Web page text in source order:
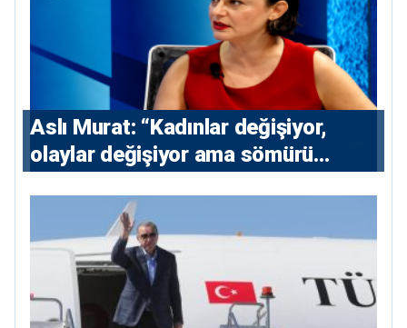
Aslı Murat: “Kadınlar değişiyor,
olaylar değişiyor ama sömürü